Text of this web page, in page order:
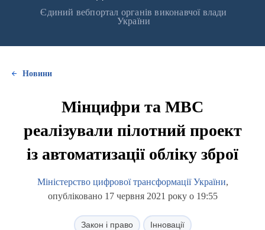
Єдиний вебпортал органів виконавчої влади
України
Новини
Мінцифри та МВС
реалізували пілотний проект
із автоматизації обліку зброї
Міністерство цифрової трансформації України,
опубліковано 17 червня 2021 року о 19:55
Закон і право Інновації